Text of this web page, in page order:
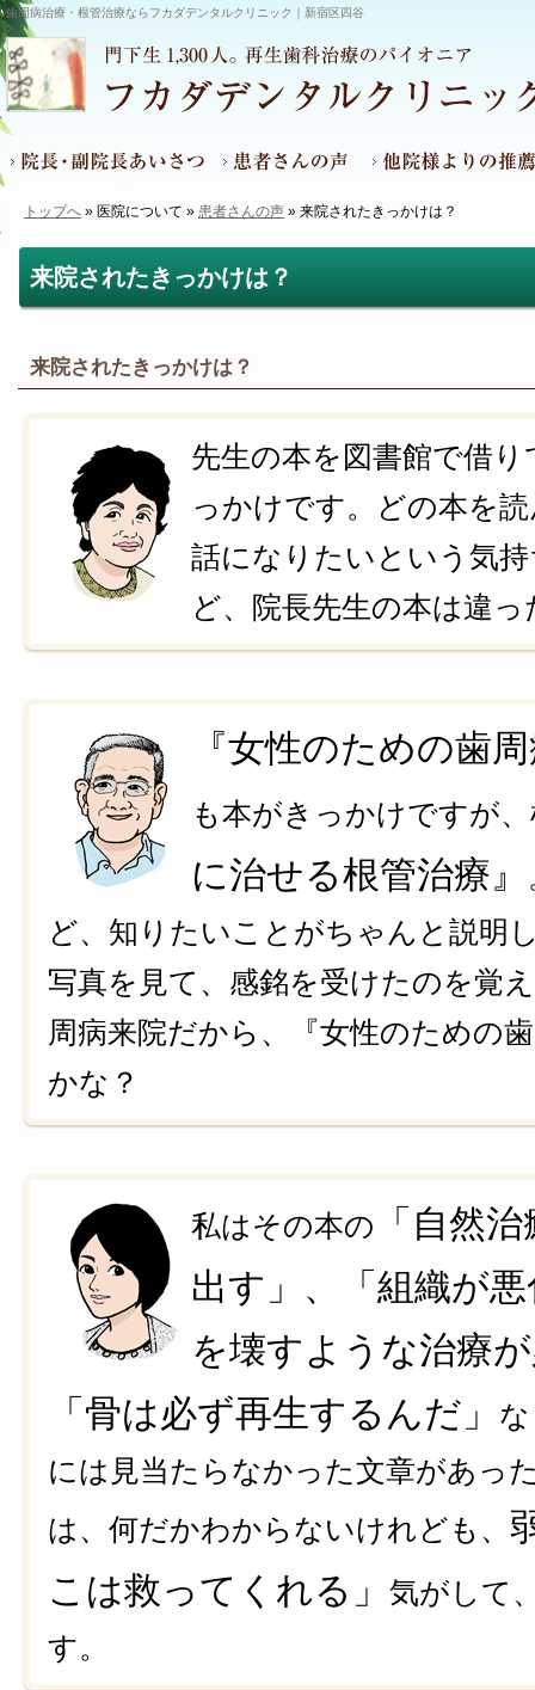
来院されたきっかけは？
歯周病治療・根管治療ならフカダデンタルクリニック｜新宿区四谷
トップへ » 医院について » 患者さんの声 » 来院されたきっかけは？
来院されたきっかけは？
先生の本を図書館で借
っかけです。どの本を
話になりたいという気
ど、院長先生の本は違っ
『女性のための歯
も本がきっかけですが
に治せる根管治療』
ど、知りたいことがちゃんと説明
写真を見て、感銘を受けたのを覚
周病来院だから、『女性のための
かな？
私はその本の
「自然
出す」、「組織が
を壊すような治療
「骨は必ず再生するんだ」
には見当たらなかった文章があっ
は、何だかわからないけれども、
こは救ってくれる」
気がして
す。
院長・副院長あいさつ